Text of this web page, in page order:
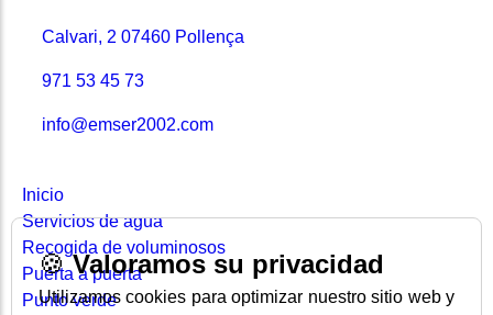
Calvari, 2 07460 Pollença
971 53 45 73
info@emser2002.com
Inicio
Servicios de agua
Recogida de voluminosos
Puerta a puerta
Punto verde
🍪Valoramos su privacidad
Utilizamos cookies para optimizar nuestro sitio web y